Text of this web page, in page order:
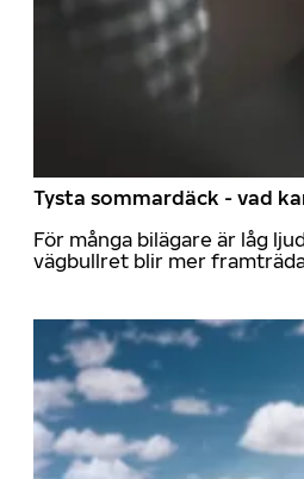
Tysta sommardäck - vad
För många bilägare är låg
vägbullret blir mer